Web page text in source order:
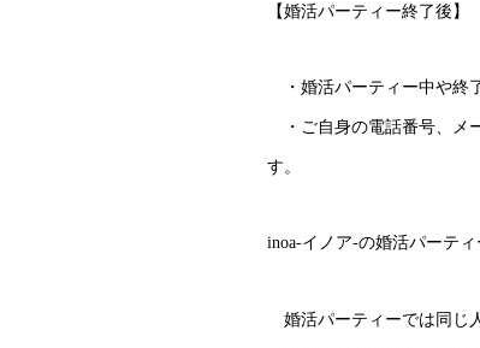
【婚活パーティー終了後】
・婚活パーティー中や終
・ご自身の電話番号、メ
す。
inoa-イノア-の婚活パーテ
婚活パーティーでは同じ